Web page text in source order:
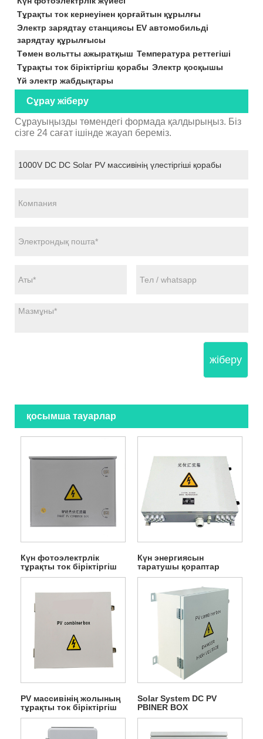
Тұрақты ток кернеуінен қорғайтын құрылғы
Электр зарядтау станциясы EV автомобильді
зарядтау құрылғысы
Төмен вольтты ажыратқыш Температура реттегіші
Тұрақты ток біріктіргіш қорабы Электр қосқышы
Үй электр жабдықтары
Сұрау жіберу
Сұрауыңызды төмендегі формада қалдырыңыз. Біз
сізге 24 сағат ішінде жауап береміз.
жіберу
қосымша тауарлар
Күн фотоэлектрлік
тұрақты ток біріктіргіш
қорап
Күн энергиясын
таратушы қораптар
PV массивінің жолының
тұрақты ток біріктіргіш
қорабы
Solar System DC PV
PBINER BOX